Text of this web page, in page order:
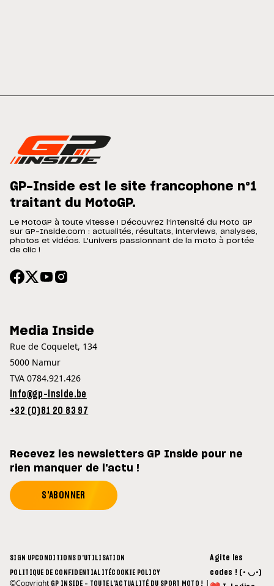
GP-Inside est le site francophone n°1
traitant du MotoGP.
Le MotoGP à toute vitesse ! Découvrez l'intensité du Moto GP
sur GP-Inside.com : actualités, résultats, interviews, analyses,
photos et vidéos. L'univers passionnant de la moto à portée
de clic !
Media Inside
Rue de Coquelet, 134
5000 Namur
TVA 0784.921.426
info@gp-inside.be
+32 (0)81 20 83 97
Recevez les newsletters GP Inside pour ne
rien manquer de l'actu !
S'ABONNER
SIGN UPCONDITIONS D'UTILISATION
POLITIQUE DE CONFIDENTIALITÉCOOKIE POLICY
©Copyright GP INSIDE - TOUTE L'ACTUALITÉ DU SPORT MOTO ! |
Agite les
codes ! (• ◡•)